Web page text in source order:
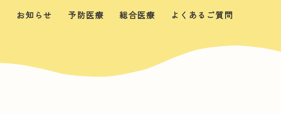
お知らせ 予防医療 総合医療
よくあるご質問